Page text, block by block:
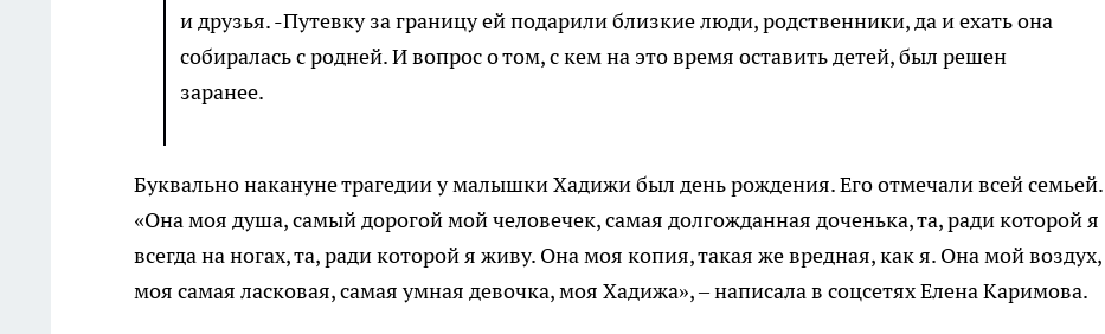
и друзья. -Путевку за границу ей подарили близкие люди, родственники, да и ехать она
собиралась с родней. И вопрос о том, с кем на это время оставить детей, был решен
заранее.
Буквально накануне трагедии у малышки Хадижи был день рождения. Его отмечали всей семьей.
«Она моя душа, самый дорогой мой человечек, самая долгожданная доченька, та, ради которой я
всегда на ногах, та, ради которой я живу. Она моя копия, такая же вредная, как я. Она мой воздух,
моя самая ласковая, самая умная девочка, моя Хадижа», – написала в соцсетях Елена Каримова.